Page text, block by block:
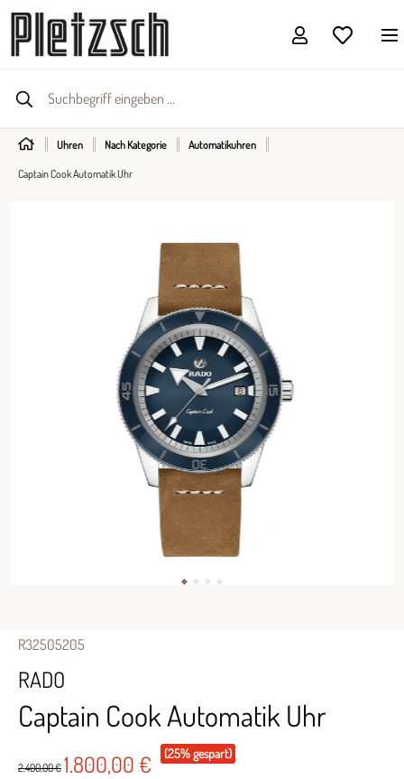
Uhren Nach Kategorie Automatikuhren
Captain Cook Automatik Uhr
R32505205
RADO
Captain Cook Automatik Uhr
2.400,00 € 1.800,00 € (25% gespart)